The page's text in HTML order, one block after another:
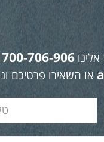
706-906
או השאירו פרטיכם